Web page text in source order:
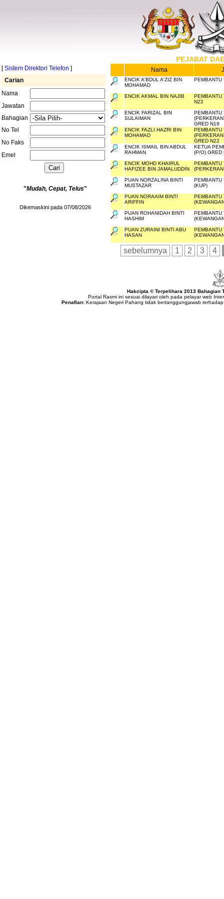
PEJABAT
[Sistem Direktori Telefon ]
Carian
Nama
Jawatan
Bahagian
No Tel
No Faks
Emel
"Mudah, Cepat, Telus"
Dikemaskini pada 07/08/2026
Nama
ENCIK A'BDUL A'ZIZ BIN
MOHAMAD
PEMBANTU
ENCIK AKMAL BIN NAJIB
PEMBANTU
N22
ENCIK FARIZAL BIN
SULAIMAN
PEMBANTU
GRED N19
ENCIK FAZLI HAZRI BIN
MOHAMAD
PEMBANTU
GRED N22
ENCIK ISMAIL BIN ABDUL
RAHMAN
KETUA
(P/O) GRED
ENCIK MOHD KHAIRUL
HAFIZEE BIN JAMALUDDIN
PEMBANTU
PUAN NORZALINA BINTI
MUSTAZAR
PEMBANTU
(KUP)
PUAN NORAAIM BINTI
ARIFFIN
PEMBANTU
PUAN ROHANIDAH BINTI
HASHIM
PEMBANTU
PUAN ZURAINI BINTI ABU
HASAN
PEMBANTU
sebelumnya 1 2 3 4
Hakcipta © Terpelihara 2013 Bahagian
Portal Rasmi ini sesuai dilayari oleh pada pelayar web
Penafian:Kerajaan Negeri Pahang tidak bertanggungjawab